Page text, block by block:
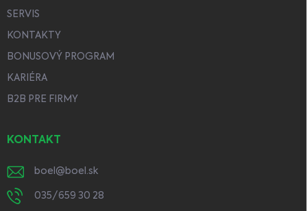
SERVIS
KONTAKTY
BONUSOVÝ PROGRAM
KARIÉRA
B2B PRE FIRMY
KONTAKT
boel @ boel.sk
035/659 30 28